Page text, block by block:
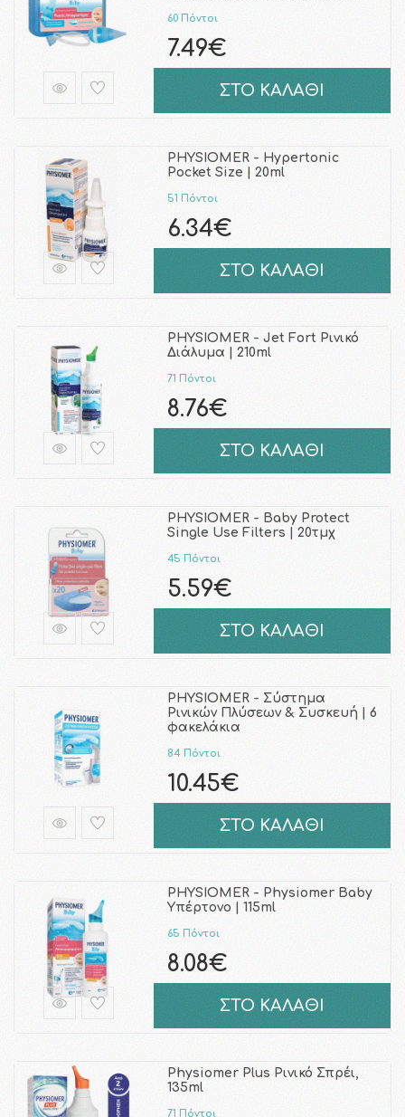
60 Πόντοι
7.49€
ΣΤΟ ΚΑΛΑΘΙ
PHYSIOMER - Hypertonic
Pocket Size | 20ml
51 Πόντοι
6.34€
ΣΤΟ ΚΑΛΑΘΙ
PHYSIOMER - Jet Fort Ρινικό
Διάλυμα | 210ml
71 Πόντοι
8.76€
ΣΤΟ ΚΑΛΑΘΙ
PHYSIOMER - Baby Protect
Single Use Filters | 20τμχ
45 Πόντοι
5.59€
ΣΤΟ ΚΑΛΑΘΙ
PHYSIOMER - Σύστημα
Ρινικών Πλύσεων & Συσκευή | 6
φακελάκια
84 Πόντοι
10.45€
ΣΤΟ ΚΑΛΑΘΙ
PHYSIOMER - Physiomer Baby
Υπέρτονο | 115ml
65 Πόντοι
8.08€
ΣΤΟ ΚΑΛΑΘΙ
Physiomer Plus Ρινικό Σπρέι,
135ml
71 Πόντοι